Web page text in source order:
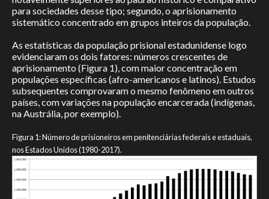
Observatório
Revista
Projeto Vazou
Publicações
Contato
para sociedades desse tipo; segundo, o aprisionamento
sistemático concentrado em grupos inteiros da população.
As estatísticas da população prisional estadunidense logo
evidenciaram os dois fatores: números crescentes de
aprisionamento (Figura 1), com maior concentração em
populações específicas (afro-americanos e latinos). Estudos
subsequentes comprovaram o mesmo fenômeno em outros
países, com variações na população encarcerada (indígenas,
na Austrália, por exemplo).
Figura 1: Número de prisioneiros em penitenciárias federais e estaduais,
nos Estados Unidos (1980-2017).